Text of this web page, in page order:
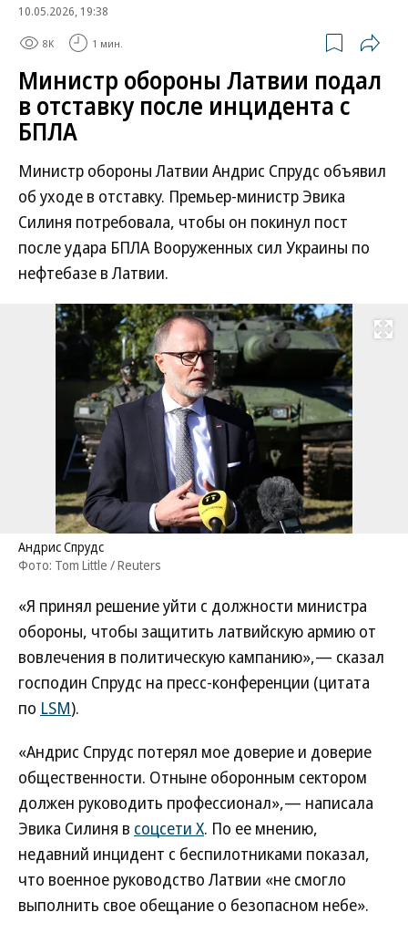
10.05.2026, 19:38
8K 1 мин.
Министр обороны Латвии подал
в отставку после инцидента с
БПЛА
Министр обороны Латвии Андрис Спрудс объявил
об уходе в отставку. Премьер-министр Эвика
Силиня потребовала, чтобы он покинул пост
после удара БПЛА Вооруженных сил Украины по
нефтебазе в Латвии.
Развернуть
Андрис Спрудс
Фото: Tom Little / Reuters
«Я принял решение уйти с должности министра
обороны, чтобы защитить латвийскую армию от
вовлечения в политическую кампанию»,— сказал
господин Спрудс на пресс-конференции (цитата
по LSM).
«Андрис Спрудс потерял мое доверие и доверие
общественности. Отныне оборонным сектором
должен руководить профессионал»,— написала
Эвика Силиня в соцсети Х. По ее мнению,
недавний инцидент с беспилотниками показал,
что военное руководство Латвии «не смогло
выполнить свое обещание о безопасном небе».